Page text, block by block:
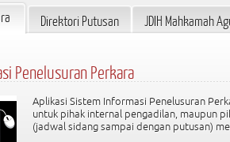
Direktori Putusan JDIH Mahkamah
Penelusuran Perkara
Aplikasi Sistem Informasi Penelusuran
untuk pihak internal pengadilan, maupun
(jadwal sidang sampai dengan putusan)
Putusan di Direktori Putusan
Pencarian cepat Dokumen Putusan di